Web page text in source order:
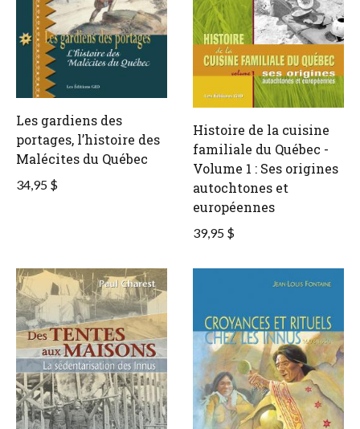
Les gardiens des
portages, l’histoire des
Malécites du Québec
34,95 $
Histoire de la cuisine
familiale du Québec -
Volume 1 : Ses origines
autochtones et
européennes
39,95 $